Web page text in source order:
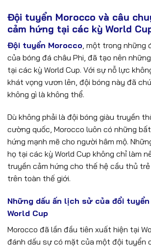
Đội tuyển Morocco và câu
cảm hứng tại các kỳ World
Đội tuyển Morocco, một trong những
của bóng đá châu Phi, đã tạo nên
tại các kỳ World Cup. Với sự nỗ lực
khát vọng vươn lên, đội bóng này đã
không gì là không thể.
Dù không phải là đội bóng giàu truyền
cường quốc, Morocco luôn có những
hứng mạnh mẽ cho người hâm mộ.
họ tại các kỳ World Cup không chỉ làm
truyền cảm hứng cho thế hệ cầu thủ trẻ
trên toàn thế giới.
Những dấu ấn lịch sử của đổi
World Cup
Morocco đã lần đầu tiên xuất hiện tại
đánh dấu sự có mặt của một đội tuyển